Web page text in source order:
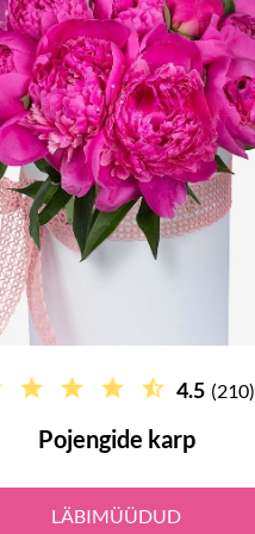
4.5 (210)
Pojengide karp
LÄBIMÜÜDUD